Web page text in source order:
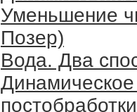
Уменьшение
Позер)
Вода. Два
постобработки